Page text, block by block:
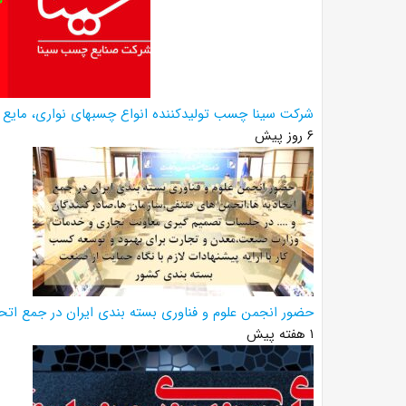
شرکت سینا چسب تولیدکننده انواع چسبهای نواری،
۶ روز پیش
حضور انجمن علوم و فناوری بسته بندی ایران در جمع
۱ هفته پیش